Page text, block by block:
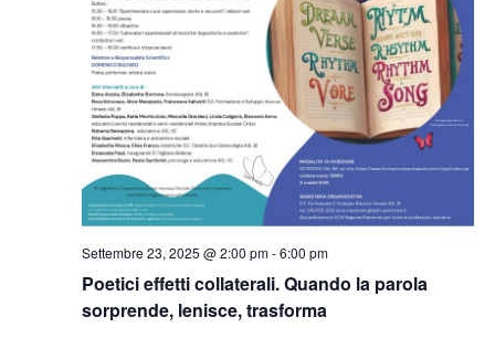
Poetici effetti collaterali. Quando la parola
sorprende, lenisce, trasforma
Settembre 23, 2025 @ 2:00 pm-6:00 pm